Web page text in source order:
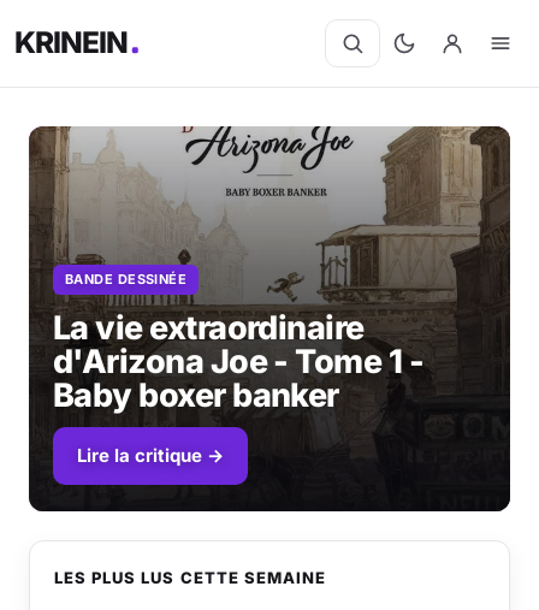
KRINEIN
BANDE DESSINÉE
La vie extraordinaire
d'Arizona Joe - Tome 1 -
Baby boxer banker
Lire la critique →
LES PLUS LUS CETTE SEMAINE